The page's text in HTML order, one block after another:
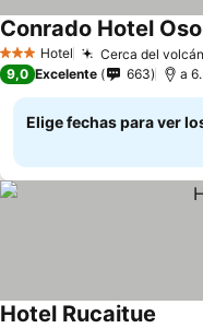
3 Estrellas
Hotel Cerca del
Conrado Hotel
9,0 Excelente 663
Elige fechas para ver
Hotel Rucaitue